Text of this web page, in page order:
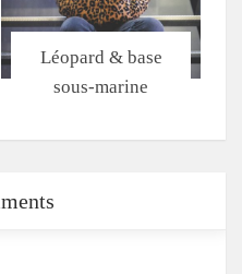
Léopard & base
sous-marine